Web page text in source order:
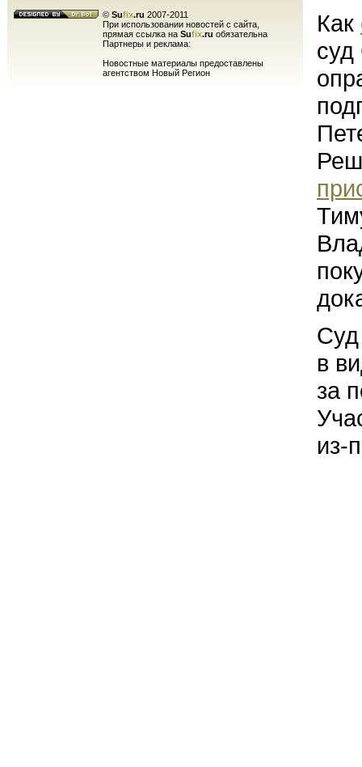
© Sufix.ru 2007-2011
При использовании новостей с сайта,
прямая ссылка на Sufix.ru обязательна
Партнеры и реклама:
Новостные материалы предоставлены
агентством Новый Регион
Как
суд
Суд
в
за
из-